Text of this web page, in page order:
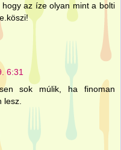
az íze olyan mint a bolti
6:31
sok múlik, ha finoman
lesz.